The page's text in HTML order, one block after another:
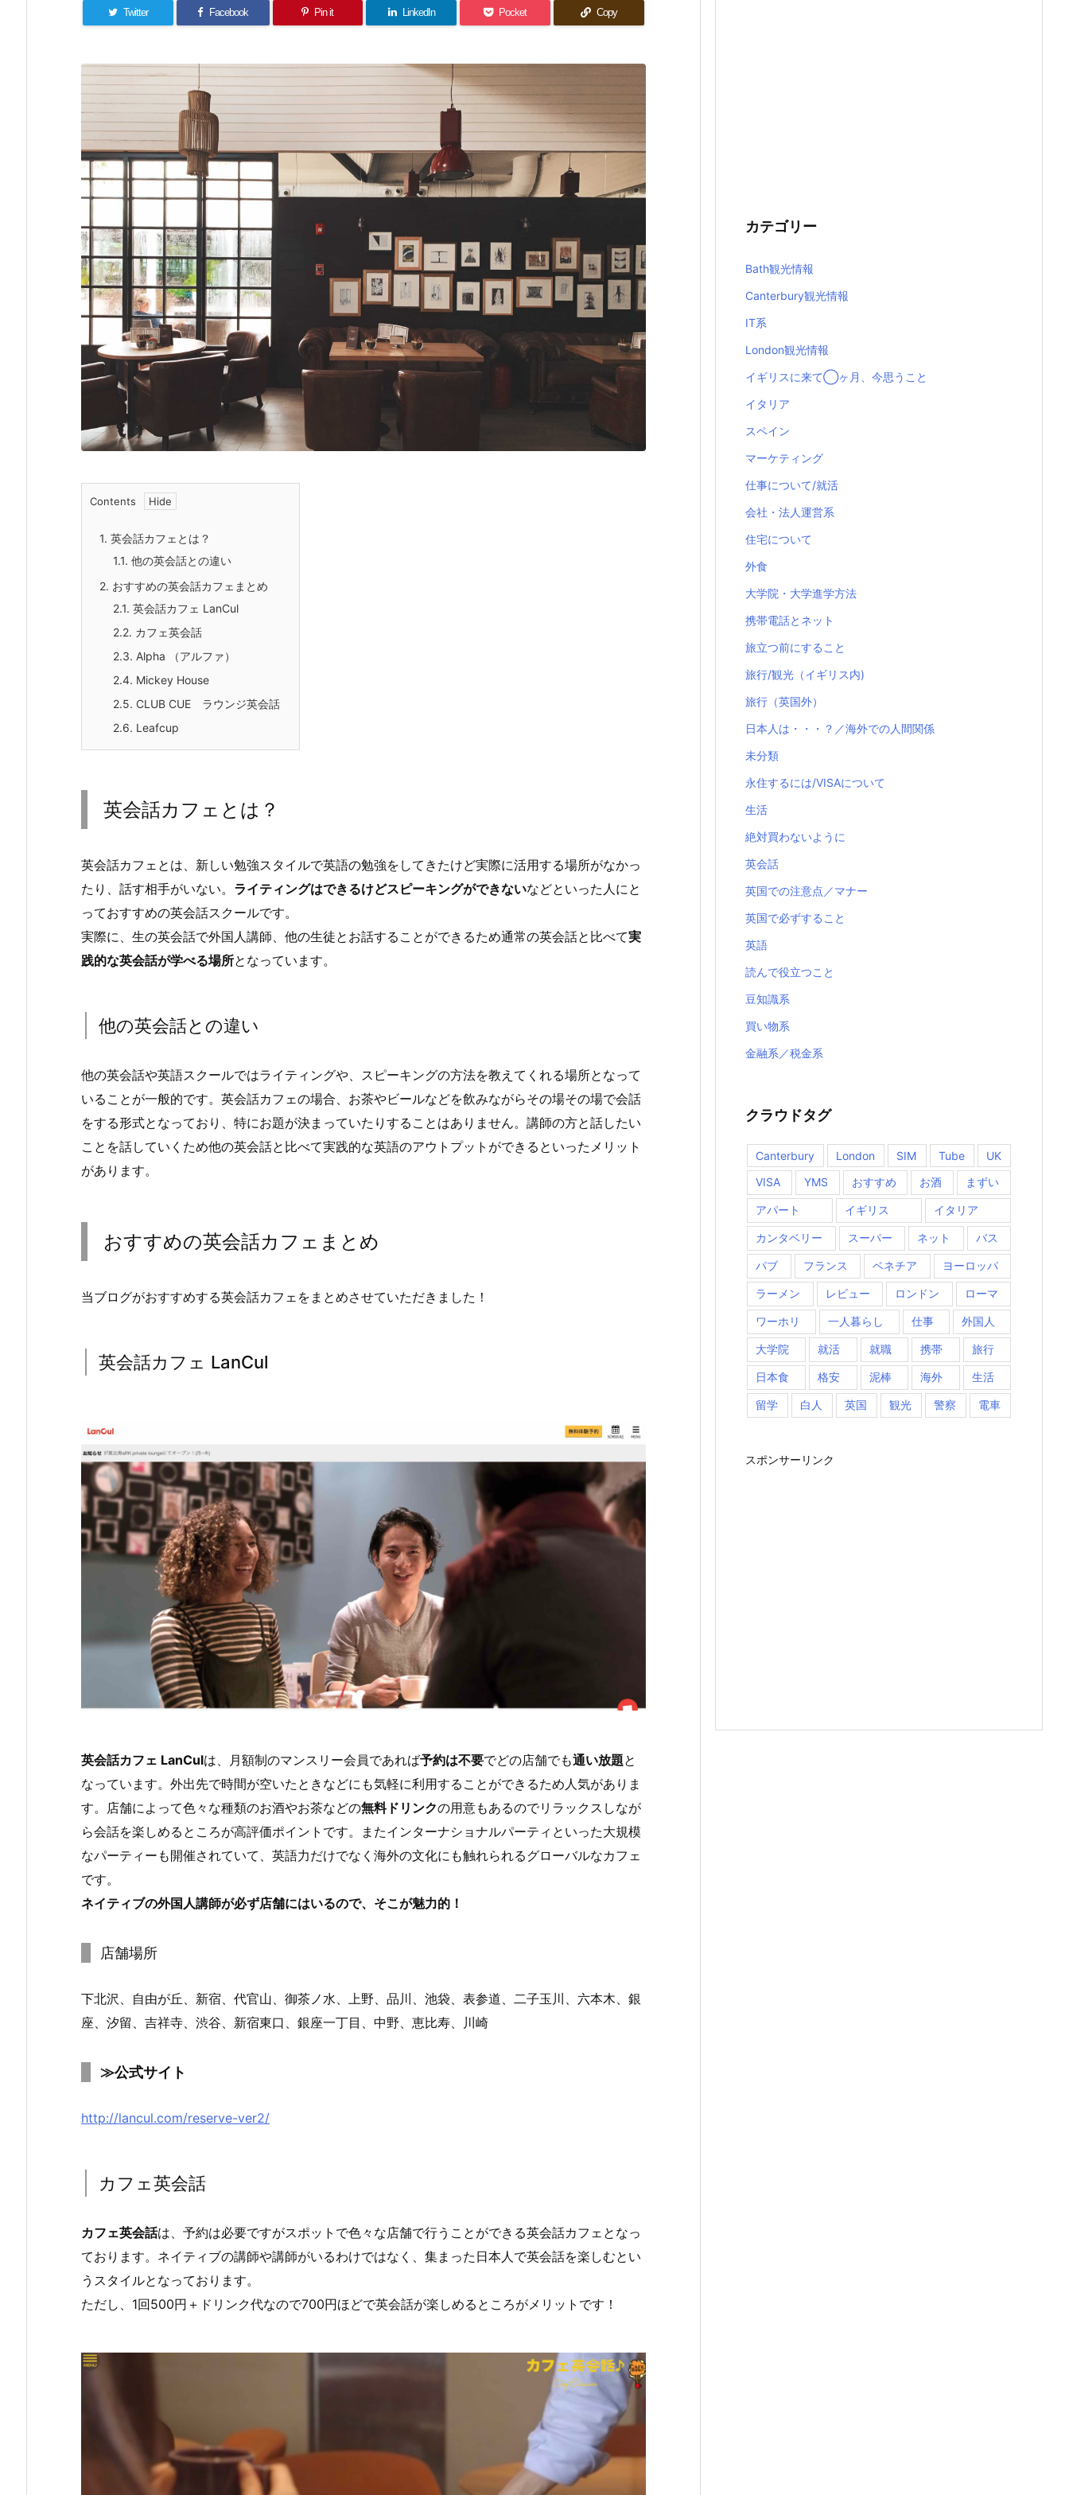
Twitter Facebook Pin it LinkedIn Pocket Copy
Contents
1. 英会話カフェとは？
1.1. 他の英会話との違い
2. おすすめの英会話カフェまとめ
2.1. 英会話カフェ LanCul
2.2. カフェ英会話
2.3. Alpha （アルファ）
2.4. Mickey House
2.5. CLUB CUE ラウンジ英会話
2.6. Leafcup
英会話カフェとは？
英会話カフェとは、新しい勉強スタイルで英語の勉強をしてきたけど実際に活用する場所がなかっ
たり、話す相手がいない。 ライティングはできるけどスピーキングができないなどといった人にと
っておすすめの英会話スクールです。
実際に、生の英会話で外国人講師、他の生徒とお話することができるため通常の英会話と比べて実
践的な英会話が学べる場所となっています。
他の英会話との違い
他の英会話や英語スクールではライティングや、スピーキングの方法を教えてくれる場所となって
いることが一般的です。英会話カフェの場合、お茶やビールなどを飲みながらその場その場で会話
をする形式となっており、特にお題が決まっていたりすることはありません。講師の方と話したい
ことを話していくため他の英会話と比べて実践的な英語のアウトプットができるといったメリット
があります。
おすすめの英会話カフェまとめ
当ブログがおすすめする英会話カフェをまとめさせていただきました！
英会話カフェ LanCul
英会話カフェ LanCulは、月額制のマンスリー会員であれば予約は不要でどの店舗でも通い放題と
なっています。外出先で時間が空いたときなどにも気軽に利用することができるため人気がありま
す。店舗によって色々な種類のお酒やお茶などの無料ドリンクの用意もあるのでリラックスしなが
ら会話を楽しめるところが高評価ポイントです。またインターナショナルパーティといった大規模
なパーティーも開催されていて、英語力だけでなく海外の文化にも触れられるグローバルなカフェ
です。
ネイティブの外国人講師が必ず店舗にはいるので、そこが魅力的！
店舗場所
下北沢、自由が丘、新宿、代官山、御茶ノ水、上野、品川、池袋、表参道、二子玉川、六本木、銀
座、汐留、吉祥寺、渋谷、新宿東口、銀座一丁目、中野、恵比寿、川崎
≫公式サイト
http://lancul.com/reserve-ver2/
カフェ英会話
カフェ英会話は、予約は必要ですがスポットで色々な店舗で行うことができる英会話カフェとなっ
ております。ネイティブの講師や講師がいるわけではなく、集まった日本人で英会話を楽しむとい
うスタイルとなっております。
ただし、1回500円＋ドリンク代なので700円ほどで英会話が楽しめるところがメリットです！
カテゴリー
Bath観光情報
Canterbury観光情報
IT系
London観光情報
イギリスに来て◯ヶ月、今思うこと
イタリア
スペイン
マーケティング
仕事について/就活
会社・法人運営系
住宅について
外食
大学院・大学進学方法
携帯電話とネット
旅立つ前にすること
旅行/観光（イギリス内)
旅行（英国外）
日本人は・・・？／海外での人間関係
未分類
永住するには/VISAについて
生活
絶対買わないように
英会話
英国での注意点／マナー
英国で必ずすること
英語
読んで役立つこと
豆知識系
買い物系
金融系／税金系
クラウドタグ
Canterbury London SIM Tube
UK
VISA
YMS おすすめ お酒 まずい
アパート イギリス イタリア
カンタベリー スーパー ネット バス
パブ フランス ベネチア ヨーロッパ
ラーメン レビュー ロンドン ローマ
ワーホリ 一人暮らし 仕事 外国人
大学院 就活 就職 携帯 旅行
日本食 格安 泥棒 海外 生活
留学 白人 英国 観光 警察 電車
スポンサーリンク